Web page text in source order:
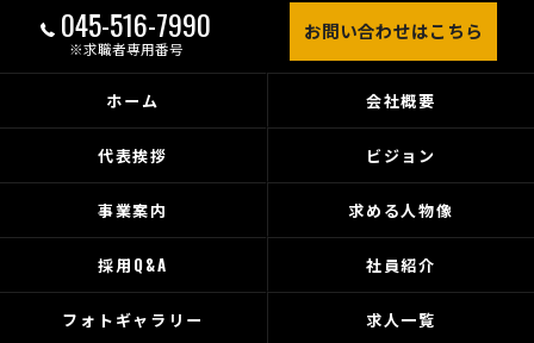
045-516-7990
※求職者専用番号
お問い合わせはこちら
ホーム 会社概要
代表挨拶 ビジョン
事業案内 求める人物像
採用Q&A 社員紹介
フォトギャラリー 求人一覧